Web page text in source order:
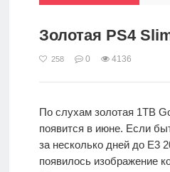
Золотая PS4
258 0 4136
По слухам золотая 1TB
появится в июне. Если
за несколько дней до E3
появилось изображение